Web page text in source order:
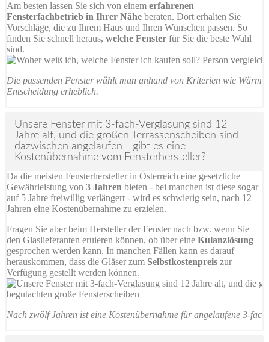
Am besten lassen Sie sich von einem erfahrenen
Fensterfachbetrieb in Ihrer Nähe beraten. Dort erhalten Sie
Vorschläge, die zu Ihrem Haus und Ihren Wünschen passen. So
finden Sie schnell heraus, welche Fenster für Sie die beste Wahl
sind.
Die passenden Fenster wählt man anhand von Kriterien wie
Entscheidung erheblich.
Unsere Fenster mit 3-fach-Verglasung sind 12
Jahre alt, und die großen Terrassenscheiben sind
dazwischen angelaufen - gibt es eine
Kostenübernahme vom Fensterhersteller?
Da die meisten Fensterhersteller in Österreich eine gesetzliche
Gewährleistung von 3 Jahren bieten - bei manchen ist diese sogar
auf 5 Jahre freiwillig verlängert - wird es schwierig sein, nach 12
Jahren eine Kostenübernahme zu erzielen.
Fragen Sie aber beim Hersteller der Fenster nach bzw. wenn Sie
den Glaslieferanten eruieren können, ob über eine Kulanzlösung
gesprochen werden kann. In manchen Fällen kann es darauf
herauskommen, dass die Gläser zum Selbstkostenpreis zur
Verfügung gestellt werden können.
Nach zwölf Jahren ist eine Kostenübernahme für angelaufene 3-